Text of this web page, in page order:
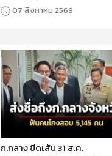
07 สิงหาคม 2569
ก.กลาง ขีดเส้น 31 ส.ค.